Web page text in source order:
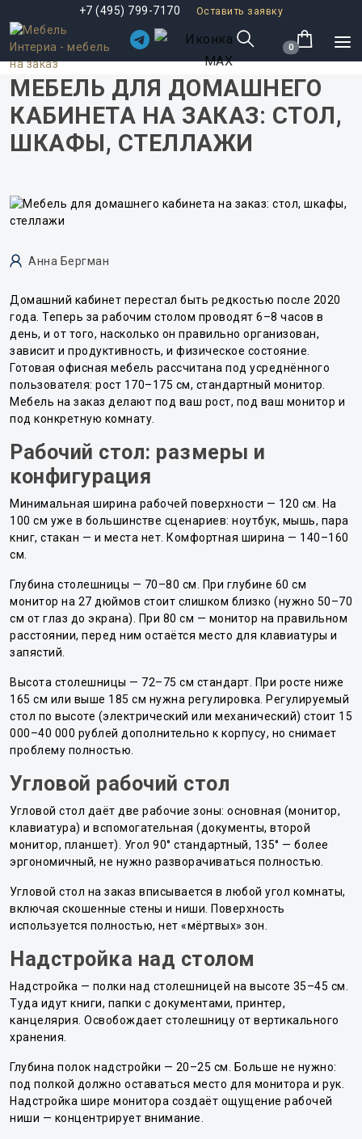
+7 (495) 799-7170 Оставить заявку
0
МЕБЕЛЬ ДЛЯ ДОМАШНЕГО
КАБИНЕТА НА ЗАКАЗ: СТОЛ,
ШКАФЫ, СТЕЛЛАЖИ
Анна Бергман
Домашний кабинет перестал быть редкостью после 2020
года. Теперь за рабочим столом проводят 6–8 часов в
день, и от того, насколько он правильно организован,
зависит и продуктивность, и физическое состояние.
Готовая офисная мебель рассчитана под усреднённого
пользователя: рост 170–175 см, стандартный монитор.
Мебель на заказ делают под ваш рост, под ваш монитор и
под конкретную комнату.
Рабочий стол: размеры и
конфигурация
Минимальная ширина рабочей поверхности — 120 см. На
100 см уже в большинстве сценариев: ноутбук, мышь, пара
книг, стакан — и места нет. Комфортная ширина — 140–160
см.
Глубина столешницы — 70–80 см. При глубине 60 см
монитор на 27 дюймов стоит слишком близко (нужно 50–70
см от глаз до экрана). При 80 см — монитор на правильном
расстоянии, перед ним остаётся место для клавиатуры и
запястий.
Высота столешницы — 72–75 см стандарт. При росте ниже
165 см или выше 185 см нужна регулировка. Регулируемый
стол по высоте (электрический или механический) стоит 15
000–40 000 рублей дополнительно к корпусу, но снимает
проблему полностью.
Угловой рабочий стол
Угловой стол даёт две рабочие зоны: основная (монитор,
клавиатура) и вспомогательная (документы, второй
монитор, планшет). Угол 90° стандартный, 135° — более
эргономичный, не нужно разворачиваться полностью.
Угловой стол на заказ вписывается в любой угол комнаты,
включая скошенные стены и ниши. Поверхность
используется полностью, нет «мёртвых» зон.
Надстройка над столом
Надстройка — полки над столешницей на высоте 35–45 см.
Туда идут книги, папки с документами, принтер,
канцелярия. Освобождает столешницу от вертикального
хранения.
Глубина полок надстройки — 20–25 см. Больше не нужно:
под полкой должно оставаться место для монитора и рук.
Надстройка шире монитора создаёт ощущение рабочей
ниши — концентрирует внимание.